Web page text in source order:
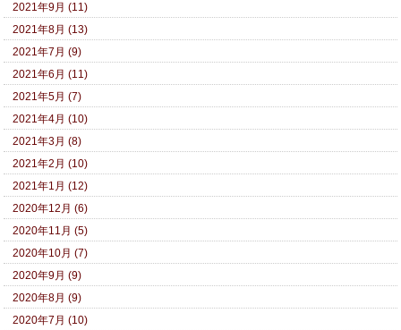
2021年9月 (11)
2021年8月 (13)
2021年7月 (9)
2021年6月 (11)
2021年5月 (7)
2021年4月 (10)
2021年3月 (8)
2021年2月 (10)
2021年1月 (12)
2020年12月 (6)
2020年11月 (5)
2020年10月 (7)
2020年9月 (9)
2020年8月 (9)
2020年7月 (10)